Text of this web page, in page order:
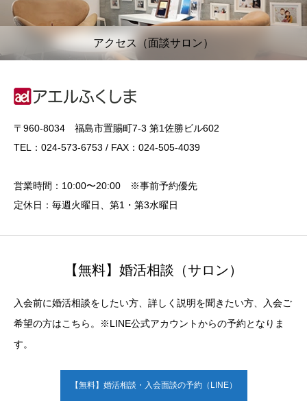
アクセス（面談サロン）
〒960-8034 福島市置賜町7-3 第1佐勝ビル602
TEL：024-573-6753 / FAX：024-505-4039
営業時間：10:00〜20:00 ※事前予約優先
定休日：毎週火曜日、第1・第3水曜日
【無料】婚活相談（サロン）
入会前に婚活相談をしたい方、詳しく説明を聞きたい方、入会ご
希望の方はこちら。※LINE公式アカウントからの予約となりま
す。
【無料】婚活相談・入会面談の予約（LINE）